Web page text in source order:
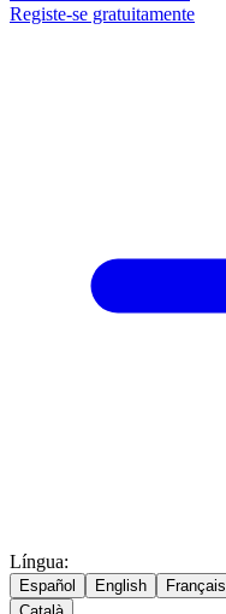
Registe-se gratuitamente
Língua:
Español English Français